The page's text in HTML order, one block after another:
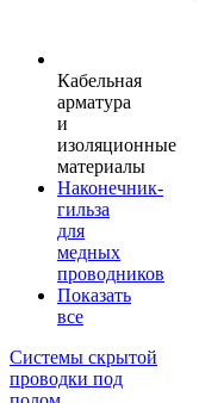
Кабельная
арматура
и
изоляционные
материалы
Наконечник-
гильза
для
медных
проводников
Показать
все
Системы скрытой
проводки под